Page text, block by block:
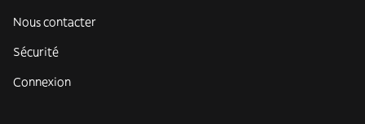
Nous contacter
Sécurité
Connexion